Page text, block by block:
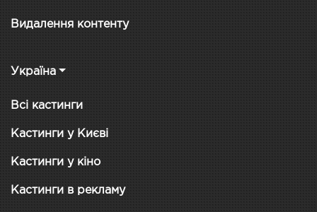
Видалення контенту
Україна
Всі кастинги
Кастинги у Києві
Кастинги у кіно
Кастинги в рекламу